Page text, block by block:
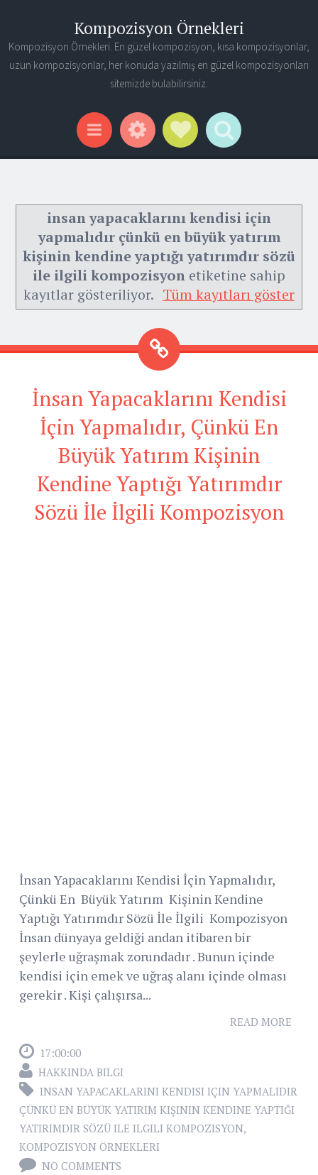
Kompozisyon Örnekleri
Kompozisyon Örnekleri. En güzel kompozisyon, kısa kompozisyonlar,
uzun kompozisyonlar, her konuda yazılmış en güzel kompozisyonları
sitemizde bulabilirsiniz.
Menu WidgetsSocial Links
Search
insan yapacaklarını kendisi için
yapmalıdır çünkü en büyük yatırım
kişinin kendine yaptığı yatırımdır sözü
ile ilgili kompozisyon etiketine sahip
kayıtlar gösteriliyor. Tüm kayıtları göster
İnsan Yapacaklarını Kendisi
İçin Yapmalıdır, Çünkü En
Büyük Yatırım Kişinin
Kendine Yaptığı Yatırımdır
Sözü İle İlgili Kompozisyon
İnsan Yapacaklarını Kendisi İçin Yapmalıdır,
Çünkü En Büyük Yatırım Kişinin Kendine
Yaptığı Yatırımdır Sözü İle İlgili Kompozisyon
İnsan dünyaya geldiği andan itibaren bir
şeylerle uğraşmak zorundadır . Bunun içinde
kendisi için emek ve uğraş alanı içinde olması
gerekir . Kişi çalışırsa...
READ MORE
17:00:00
HAKKINDA BILGI
INSAN YAPACAKLARINI KENDISI IÇIN YAPMALIDIR
ÇÜNKÜ EN BÜYÜK YATIRIM KIŞININ KENDINE YAPTIĞI
YATIRIMDIR SÖZÜ ILE ILGILI KOMPOZISYON,
KOMPOZISYON ÖRNEKLERI
NO COMMENTS